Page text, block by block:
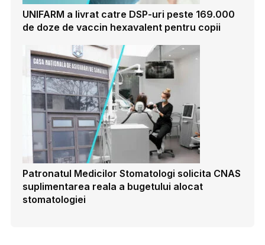
UNIFARM a livrat catre DSP-uri peste 169.000
de doze de vaccin hexavalent pentru copii
Patronatul Medicilor Stomatologi solicita CNAS
suplimentarea reala a bugetului alocat
stomatologiei